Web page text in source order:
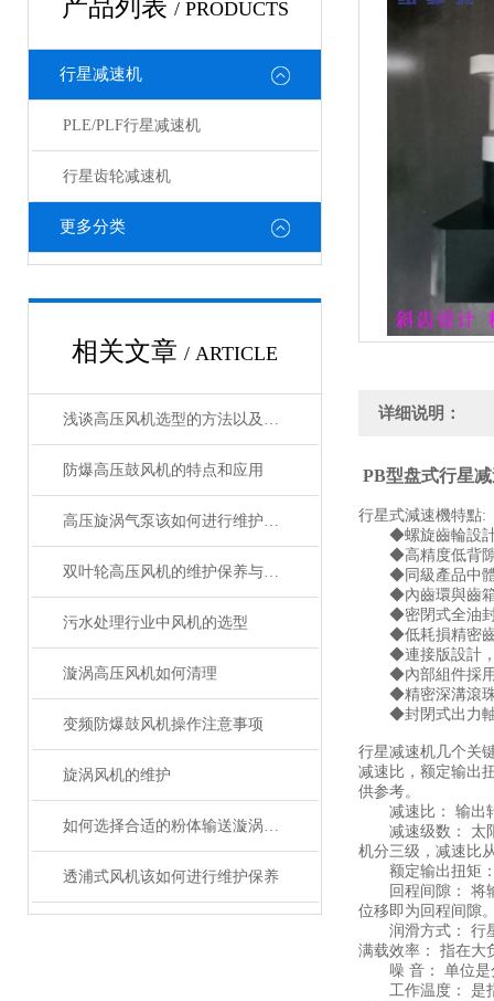
产品列表 / PRODUCTS
行星减速机
PLE/PLF行星减速机
行星齿轮减速机
更多分类
相关文章 / ARTICLE
浅谈高压风机选型的方法以及注意事项
防爆高压鼓风机的特点和应用
高压旋涡气泵该如何进行维护保养
双叶轮高压风机的维护保养与故障排除
污水处理行业中风机的选型
漩涡高压风机如何清理
变频防爆鼓风机操作注意事项
旋涡风机的维护
如何选择合适的粉体输送漩涡高压风机
透浦式风机该如何进行维护保养
详细说明：
PB型盘式行星
行星式減速機特點:
◆螺旋齒輪設計
◆高精度低背隙0
◆同級產品中體
◆內齒環與齒箱
◆密閉式全油封
◆低耗損精密齒
◆連接版設計，
◆內部組件採用
◆精密深溝滾珠
◆封閉式出力軸
行星减速机几个关
减速比，额定输出
供参考。
减速比： 输出转
减速级数： 太阳
机分三级，减速比
额定输出扭矩：
回程间隙： 将输
位移即为回程间隙
润滑方式： 行星
满载效率： 指在大
噪 音： 单位是分
工作温度： 是指